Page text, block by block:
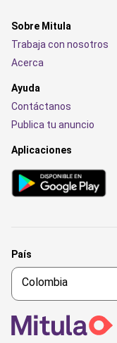
Sobre Mitula
Trabaja con nosotros
Acerca
Ayuda
Contáctanos
Publica tu anuncio
Aplicaciones
País